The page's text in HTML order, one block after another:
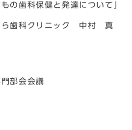
の歯科保健と発達について」
歯科クリニック 中村 真
部会会議